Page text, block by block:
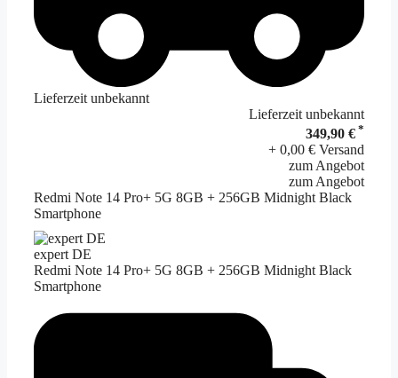
Lieferzeit unbekannt
Lieferzeit unbekannt
349,90 € *
+ 0,00 € Versand
zum Angebot
zum Angebot
Redmi Note 14 Pro+ 5G 8GB + 256GB Midnight Black
Smartphone
expert DE
Redmi Note 14 Pro+ 5G 8GB + 256GB Midnight Black
Smartphone